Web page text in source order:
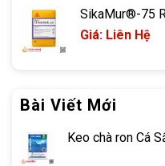
SikaMur®-75
Giá: Liên Hệ
Bài Viết Mới
Keo chà ron Cá